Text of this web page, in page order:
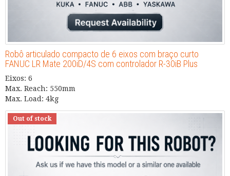
Robô articulado compacto de 6 eixos com braço curto
FANUC LR Mate 200iD/4S com controlador R-30iB Plus
Eixos: 6
Max. Reach: 550mm
Max. Load: 4kg
Out of stock